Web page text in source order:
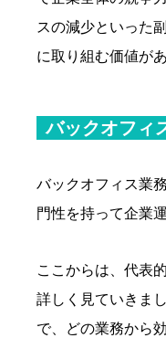
スの減少といった
に取り組む価値が
バックオフィ
バックオフィス業
門性を持って企業
ここからは、代表
詳しく見ていきま
で、どの業務から